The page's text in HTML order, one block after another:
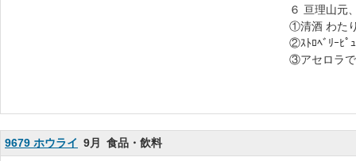
６ 亘理山元
①清酒 わた
②ｽﾄﾛﾍﾞﾘｰﾋﾟ
③アセロラ
9679 ホウライ 9月 食品・飲料